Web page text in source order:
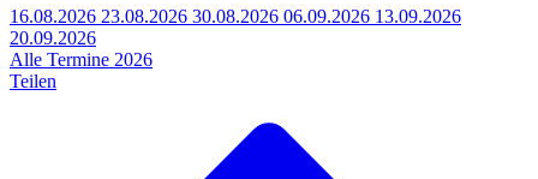
16.08.2026 23.08.2026 30.08.2026 06.09.2026 13.09.2026
20.09.2026
Alle Termine 2026
Teilen